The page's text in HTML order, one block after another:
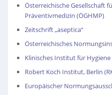
Österreichische Gesellschaft
Präventivmedizin (ÖGHMP)
Zeitschrift „aseptica“
Österreichisches
Klinisches Institut für
Robert Koch Institut, Berlin
Europäischer